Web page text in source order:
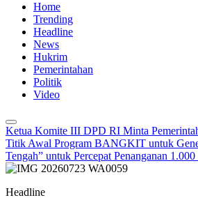
Home
Trending
Headline
News
Hukrim
Pemerintahan
Politik
Video
Ketua Komite III DPD RI Minta
Titik Awal Program BANGKIT untuk
Tengah” untuk Percepat Penanganan
Headline